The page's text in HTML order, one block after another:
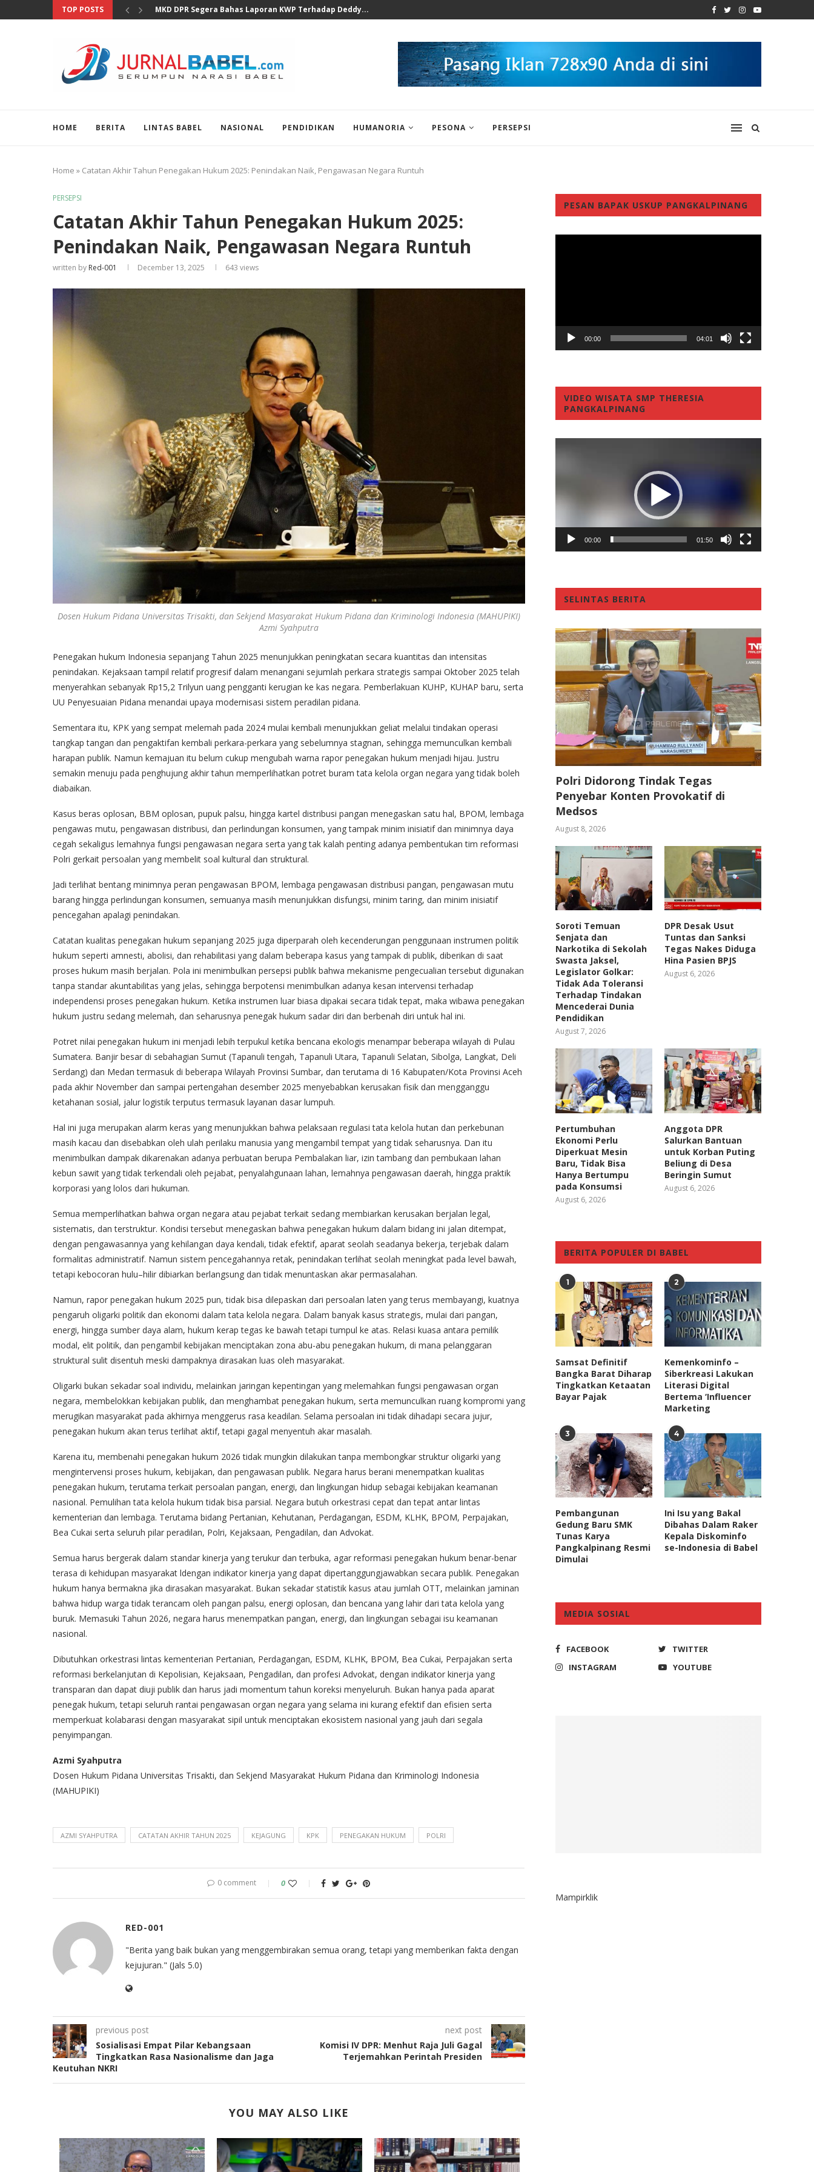
TOP POSTS Hadiri Pemanggilan Ditjen Pajak Soal Podcast Prof Ferry...
HOME BERITA LINTAS BABEL NASIONAL PENDIDIKAN HUMANORIA PESONA PERSEPSI
Home » Catatan Akhir Tahun Penegakan Hukum 2025: Penindakan Naik, Pengawasan Negara Runtuh
PERSEPSI
Catatan Akhir Tahun Penegakan Hukum 2025:
Penindakan Naik, Pengawasan Negara Runtuh
written by Red-001 December 13, 2025 643 views
Dosen Hukum Pidana Universitas Trisakti, dan Sekjend Masyarakat Hukum Pidana dan Kriminologi Indonesia (MAHUPIKI)
Azmi Syahputra
Penegakan hukum Indonesia sepanjang Tahun 2025 menunjukkan peningkatan secara kuantitas dan intensitas
penindakan. Kejaksaan tampil relatif progresif dalam menangani sejumlah perkara strategis sampai Oktober 2025 telah
menyerahkan sebanyak Rp15,2 Trilyun uang pengganti kerugian ke kas negara. Pemberlakuan KUHP, KUHAP baru, serta
UU Penyesuaian Pidana menandai upaya modernisasi sistem peradilan pidana.
Sementara itu, KPK yang sempat melemah pada 2024 mulai kembali menunjukkan geliat melalui tindakan operasi
tangkap tangan dan pengaktifan kembali perkara-perkara yang sebelumnya stagnan, sehingga memunculkan kembali
harapan publik. Namun kemajuan itu belum cukup mengubah warna rapor penegakan hukum menjadi hijau. Justru
semakin menuju pada penghujung akhir tahun memperlihatkan potret buram tata kelola organ negara yang tidak boleh
diabaikan.
Kasus beras oplosan, BBM oplosan, pupuk palsu, hingga kartel distribusi pangan menegaskan satu hal, BPOM, lembaga
pengawas mutu, pengawasan distribusi, dan perlindungan konsumen, yang tampak minim inisiatif dan minimnya daya
cegah sekaligus lemahnya fungsi pengawasan negara serta yang tak kalah penting adanya pembentukan tim reformasi
Polri gerkait persoalan yang membelit soal kultural dan struktural.
Jadi terlihat bentang minimnya peran pengawasan BPOM, lembaga pengawasan distribusi pangan, pengawasan mutu
barang hingga perlindungan konsumen, semuanya masih menunjukkan disfungsi, minim taring, dan minim inisiatif
pencegahan apalagi penindakan.
Catatan kualitas penegakan hukum sepanjang 2025 juga diperparah oleh kecenderungan penggunaan instrumen politik
hukum seperti amnesti, abolisi, dan rehabilitasi yang dalam beberapa kasus yang tampak di publik, diberikan di saat
proses hukum masih berjalan. Pola ini menimbulkan persepsi publik bahwa mekanisme pengecualian tersebut digunakan
tanpa standar akuntabilitas yang jelas, sehingga berpotensi menimbulkan adanya kesan intervensi terhadap
independensi proses penegakan hukum. Ketika instrumen luar biasa dipakai secara tidak tepat, maka wibawa penegakan
hukum justru sedang melemah, dan seharusnya penegak hukum sadar diri dan berbenah diri untuk hal ini.
Potret nilai penegakan hukum ini menjadi lebih terpukul ketika bencana ekologis menampar beberapa wilayah di Pulau
Sumatera. Banjir besar di sebahagian Sumut (Tapanuli tengah, Tapanuli Utara, Tapanuli Selatan, Sibolga, Langkat, Deli
Serdang) dan Medan termasuk di beberapa Wilayah Provinsi Sumbar, dan terutama di 16 Kabupaten/Kota Provinsi Aceh
pada akhir November dan sampai pertengahan desember 2025 menyebabkan kerusakan fisik dan mengganggu
ketahanan sosial, jalur logistik terputus termasuk layanan dasar lumpuh.
Hal ini juga merupakan alarm keras yang menunjukkan bahwa pelaksaan regulasi tata kelola hutan dan perkebunan
masih kacau dan disebabkan oleh ulah perilaku manusia yang mengambil tempat yang tidak seharusnya. Dan itu
menimbulkan dampak dikarenakan adanya perbuatan berupa Pembalakan liar, izin tambang dan pembukaan lahan
kebun sawit yang tidak terkendali oleh pejabat, penyalahgunaan lahan, lemahnya pengawasan daerah, hingga praktik
korporasi yang lolos dari hukuman.
Semua memperlihatkan bahwa organ negara atau pejabat terkait sedang membiarkan kerusakan berjalan legal,
sistematis, dan terstruktur. Kondisi tersebut menegaskan bahwa penegakan hukum dalam bidang ini jalan ditempat,
dengan pengawasannya yang kehilangan daya kendali, tidak efektif, aparat seolah seadanya bekerja, terjebak dalam
formalitas administratif. Namun sistem pencegahannya retak, penindakan terlihat seolah meningkat pada level bawah,
tetapi kebocoran hulu–hilir dibiarkan berlangsung dan tidak menuntaskan akar permasalahan.
Namun, rapor penegakan hukum 2025 pun, tidak bisa dilepaskan dari persoalan laten yang terus membayangi, kuatnya
pengaruh oligarki politik dan ekonomi dalam tata kelola negara. Dalam banyak kasus strategis, mulai dari pangan,
energi, hingga sumber daya alam, hukum kerap tegas ke bawah tetapi tumpul ke atas. Relasi kuasa antara pemilik
modal, elit politik, dan pengambil kebijakan menciptakan zona abu-abu penegakan hukum, di mana pelanggaran
struktural sulit disentuh meski dampaknya dirasakan luas oleh masyarakat.
Oligarki bukan sekadar soal individu, melainkan jaringan kepentingan yang melemahkan fungsi pengawasan organ
negara, membelokkan kebijakan publik, dan menghambat penegakan hukum, serta memunculkan ruang kompromi yang
merugikan masyarakat pada akhirnya menggerus rasa keadilan. Selama persoalan ini tidak dihadapi secara jujur,
penegakan hukum akan terus terlihat aktif, tetapi gagal menyentuh akar masalah.
Karena itu, membenahi penegakan hukum 2026 tidak mungkin dilakukan tanpa membongkar struktur oligarki yang
mengintervensi proses hukum, kebijakan, dan pengawasan publik. Negara harus berani menempatkan kualitas
penegakan hukum, terutama terkait persoalan pangan, energi, dan lingkungan hidup sebagai kebijakan keamanan
nasional. Pemulihan tata kelola hukum tidak bisa parsial. Negara butuh orkestrasi cepat dan tepat antar lintas
kementerian dan lembaga. Terutama bidang Pertanian, Kehutanan, Perdagangan, ESDM, KLHK, BPOM, Perpajakan,
Bea Cukai serta seluruh pilar peradilan, Polri, Kejaksaan, Pengadilan, dan Advokat.
Semua harus bergerak dalam standar kinerja yang terukur dan terbuka, agar reformasi penegakan hukum benar-benar
terasa di kehidupan masyarakat ldengan indikator kinerja yang dapat dipertanggungjawabkan secara publik. Penegakan
hukum hanya bermakna jika dirasakan masyarakat. Bukan sekadar statistik kasus atau jumlah OTT, melainkan jaminan
bahwa hidup warga tidak terancam oleh pangan palsu, energi oplosan, dan bencana yang lahir dari tata kelola yang
buruk. Memasuki Tahun 2026, negara harus menempatkan pangan, energi, dan lingkungan sebagai isu keamanan
nasional.
Dibutuhkan orkestrasi lintas kementerian Pertanian, Perdagangan, ESDM, KLHK, BPOM, Bea Cukai, Perpajakan serta
reformasi berkelanjutan di Kepolisian, Kejaksaan, Pengadilan, dan profesi Advokat, dengan indikator kinerja yang
transparan dan dapat diuji publik dan harus jadi momentum tahun koreksi menyeluruh. Bukan hanya pada aparat
penegak hukum, tetapi seluruh rantai pengawasan organ negara yang selama ini kurang efektif dan efisien serta
memperkuat kolabarasi dengan masyarakat sipil untuk menciptakan ekosistem nasional yang jauh dari segala
penyimpangan.
Azmi Syahputra
Dosen Hukum Pidana Universitas Trisakti, dan Sekjend Masyarakat Hukum Pidana dan Kriminologi Indonesia
(MAHUPIKI)
AZMI SYAHPUTRA CATATAN AKHIR TAHUN 2025 KEJAGUNG KPK PENEGAKAN HUKUM POLRI
0 comment 0
RED-001
"Berita yang baik bukan yang menggembirakan semua orang, tetapi yang memberikan fakta dengan
kejujuran." (Jals 5.0)
previous post
Sosialisasi Empat Pilar Kebangsaan
Tingkatkan Rasa Nasionalisme dan Jaga
Keutuhan NKRI
next post
Komisi IV DPR: Menhut Raja Juli Gagal
Terjemahkan Perintah Presiden
YOU MAY ALSO LIKE
PESAN BAPAK USKUP PANGKALPINANG
00:00 04:01
VIDEO WISATA SMP THERESIA
PANGKALPINANG
00:00 01:50
SELINTAS BERITA
Polri Didorong Tindak Tegas
Penyebar Konten Provokatif di
Medsos
August 8, 2026
Soroti Temuan
Senjata dan
Narkotika di Sekolah
Swasta Jaksel,
Legislator Golkar:
Tidak Ada Toleransi
Terhadap Tindakan
Mencederai Dunia
Pendidikan
August 7, 2026
DPR Desak Usut
Tuntas dan Sanksi
Tegas Nakes Diduga
Hina Pasien BPJS
August 6, 2026
Pertumbuhan
Ekonomi Perlu
Diperkuat Mesin
Baru, Tidak Bisa
Hanya Bertumpu
pada Konsumsi
August 6, 2026
Anggota DPR
Salurkan Bantuan
untuk Korban Puting
Beliung di Desa
Beringin Sumut
August 6, 2026
BERITA POPULER DI BABEL
1
Samsat Definitif
Bangka Barat Diharap
Tingkatkan Ketaatan
Bayar Pajak
2
Kemenkominfo –
Siberkreasi Lakukan
Literasi Digital
Bertema ‘Influencer
Marketing
3
Pembangunan
Gedung Baru SMK
Tunas Karya
Pangkalpinang Resmi
Dimulai
4
Ini Isu yang Bakal
Dibahas Dalam Raker
Kepala Diskominfo
se-Indonesia di Babel
MEDIA SOSIAL
FACEBOOK
TWITTER
INSTAGRAM
YOUTUBE
Mampirklik